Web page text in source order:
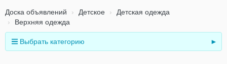
Доска объявлений Детское
Детская одежда
Верхняя одежда
Выбрать категорию ►